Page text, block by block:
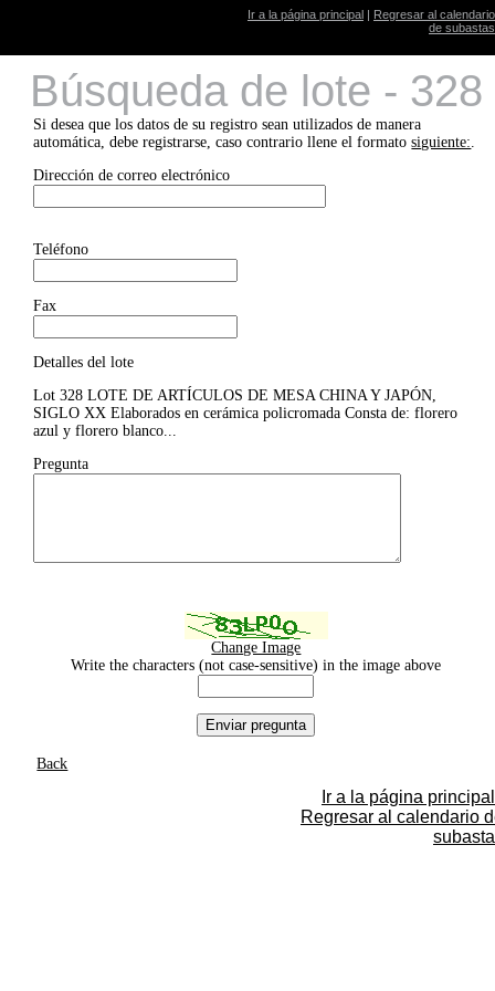
Ir a la página principal | Regresar al calendario
de subastas
Búsqueda de lote - 328
Si desea que los datos de su registro sean utilizados de manera
automática, debe registrarse, caso contrario llene el formatosiguiente:.
Dirección de correo electrónico
Teléfono
Fax
Detalles del lote
Lot 328 LOTE DE ARTÍCULOS DE MESA CHINA Y JAPÓN,
SIGLO XX Elaborados en cerámica policromada Consta de: florero
azul y florero blanco...
Pregunta
Change Image
Write the characters (not case-sensitive) in the image above
Back
Ir a la página principal
Regresar al calendario